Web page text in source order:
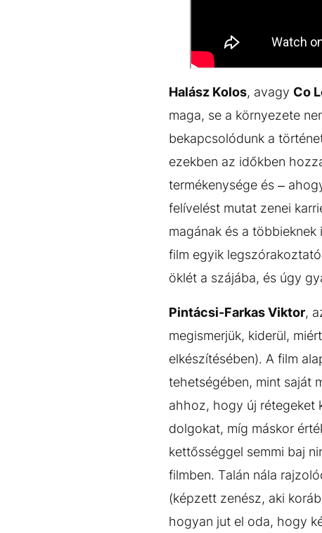
Halász Kolos, avagy Co
maga, se a környezete
bekapcsolódunk a
ezekben az időkben
termékenysége és –
felívelést mutat zenei
magának és a
film egyik
öklét a szájába, és úgy
Pintácsi-Farkas Viktor,
megismerjük, kiderül,
elkészítésében). A film
tehetségében, mint saját
ahhoz, hogy új rétegeket
dolgokat, míg máskor
kettősséggel semmi baj
filmben. Talán nála
(képzett zenész, aki
hogyan jut el oda, hogy